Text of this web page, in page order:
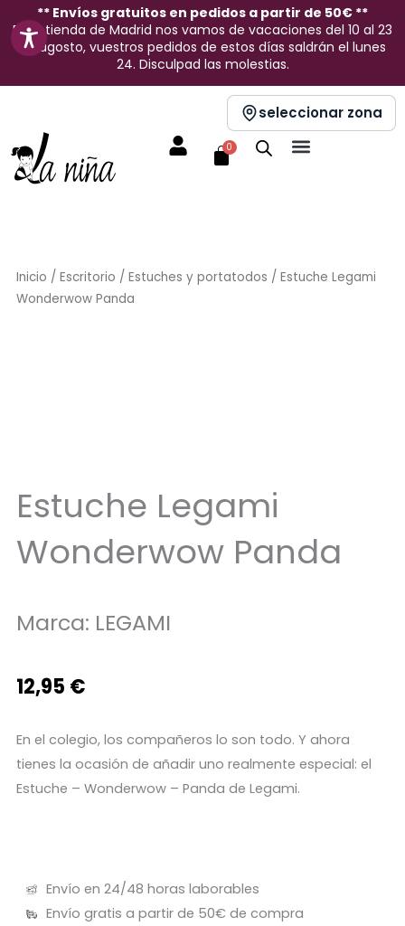
contenido
** Envíos gratuitos en pedidos a partir de 50€ **
En la tienda de Madrid nos vamos de vacaciones del 10 al 23
de agosto, vuestros pedidos de estos días saldrán el lunes
24. Disculpad las molestias.
seleccionar zona
0
Carrito
Inicio / Escritorio / Estuches y portatodos / Estuche Legami
Wonderwow Panda
Estuche Legami
Wonderwow Panda
Marca: LEGAMI
12,95 €
En el colegio, los compañeros lo son todo. Y ahora
tienes la ocasión de añadir uno realmente especial: el
Estuche – Wonderwow – Panda de Legami.
Envío en 24/48 horas laborables
Envío gratis a partir de 50€ de compra